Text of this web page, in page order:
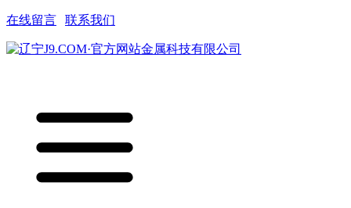
在线留言 联系我们